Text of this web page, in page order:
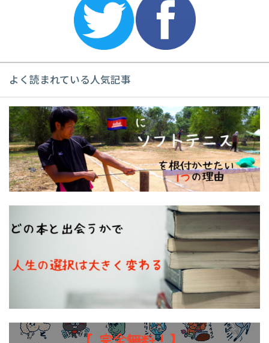
よく読まれている人気記事